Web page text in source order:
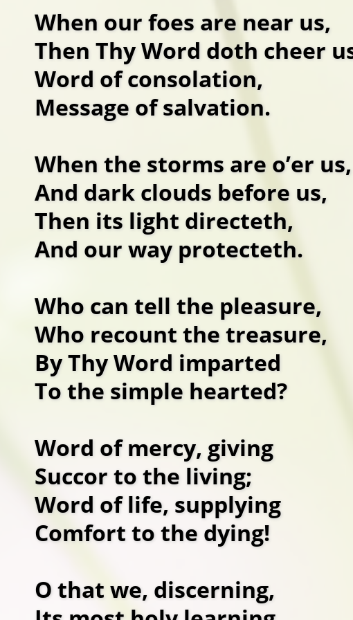
When our foes are near us,
Then Thy Word doth cheer
Word of consolation,
Message of salvation.
When the storms are o’er us,
And dark clouds before us,
Then its light directeth,
And our way protecteth.
Who can tell the pleasure,
Who recount the treasure,
By Thy Word imparted
To the simple hearted?
Word of mercy, giving
Succor to the living;
Word of life, supplying
Comfort to the dying!
O that we, discerning,